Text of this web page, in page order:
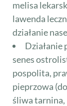
melisa
lawenda
działanie
Działanie
senes
pospolita,
pieprzowa
śliwa tarnina,